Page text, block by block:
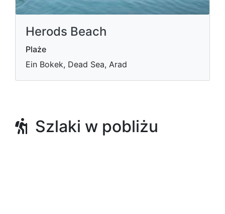
Herods Beach
Plaże
Ein Bokek, Dead Sea, Arad
Szlaki w pobliżu